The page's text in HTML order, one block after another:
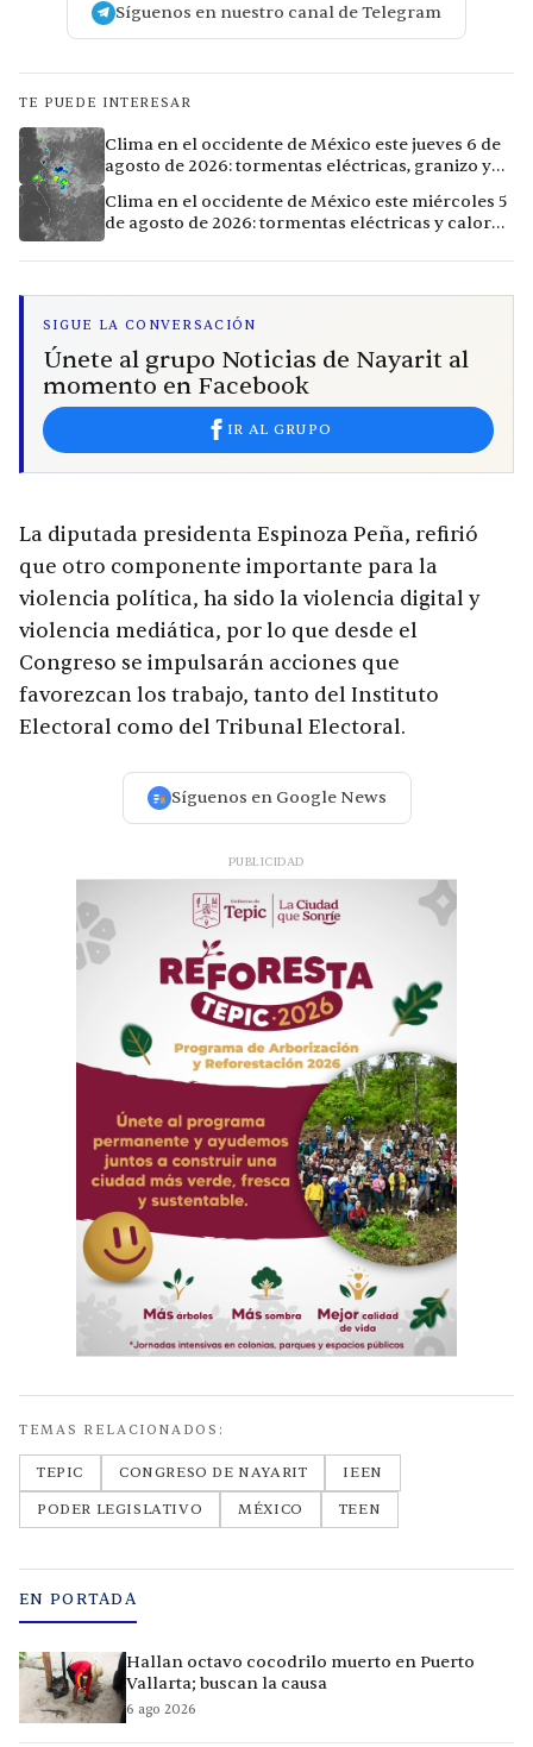
Síguenos en nuestro canal de Telegram
TE PUEDE INTERESAR
Clima en el occidente de México este jueves 6 de
agosto de 2026: tormentas eléctricas, granizo y
Clima en el occidente de México este miércoles 5
de agosto de 2026: tormentas eléctricas y calor
SIGUE LA CONVERSACIÓN
Únete al grupo Noticias de Nayarit al
momento en Facebook
IR AL GRUPO
La diputada presidenta Espinoza Peña, refirió
que otro componente importante para la
violencia política, ha sido la violencia digital y
violencia mediática, por lo que desde el
Congreso se impulsarán acciones que
favorezcan los trabajo, tanto del Instituto
Electoral como del Tribunal Electoral.
Síguenos en Google News
PUBLICIDAD
TEMAS RELACIONADOS:
TEPIC CONGRESO DE NAYARIT
IEEN
PODER LEGISLATIVO
MÉXICO TEEN
EN PORTADA
Hallan octavo cocodrilo muerto en Puerto
Vallarta; buscan la causa
6 ago 2026